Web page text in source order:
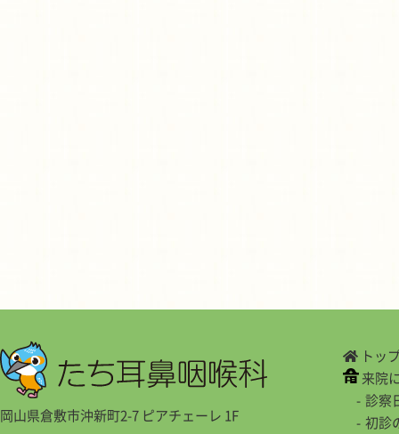
岡山県倉敷市沖新町2-7 ピアチェーレ 1F
トッ
来院
診察
初診